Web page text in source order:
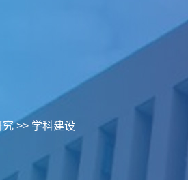
究>> 学科建设